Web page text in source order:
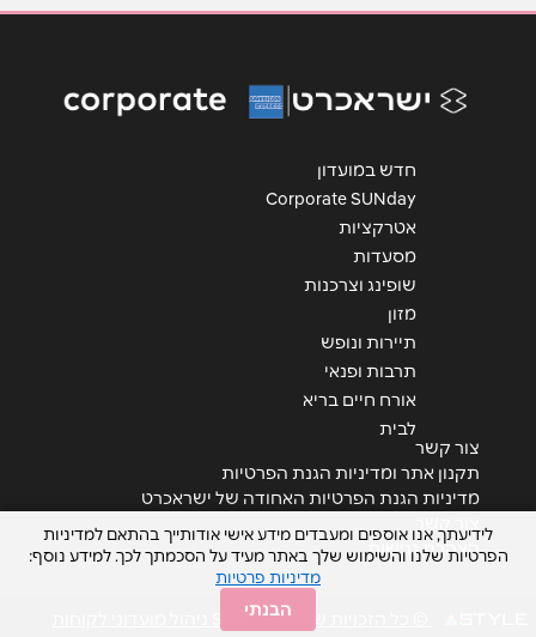
אנא חזרו אלי בקשר ל...
חדש במועדון
Corporate SUNday
אטרקציות
מסעדות
שופינג וצרכנות
מזון
תיירות ונופש
תרבות ופנאי
אורח חיים בריא
לבית
צור קשר
תקנון אתר ומדיניות הגנת הפרטיות
מדיניות הגנת הפרטיות האחודה של ישראכרט
הצהרת נגישות
© כל הזכויות שמורות STYLE ניהול מועדוני לקוחות
לידיעתך, אנו אוספים ומעבדים מידע אישי אודותייך בהתאם למדיניות
הפרטיות שלנו והשימוש שלך באתר מעיד על הסכמתך לכך. למידע נוסף:
מדיניות פרטיות
הבנתי